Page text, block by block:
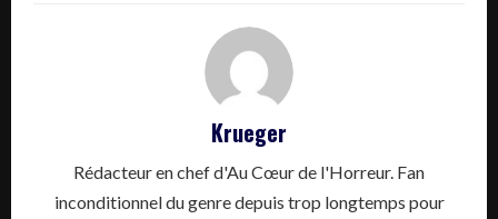
Krueger
Rédacteur en chef d'Au Cœur de l'Horreur. Fan
inconditionnel du genre depuis trop longtemps pour